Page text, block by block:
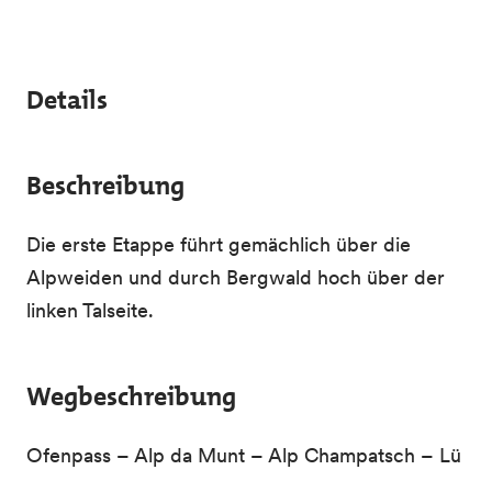
Details
Beschreibung
Die erste Etappe führt gemächlich über die
Alpweiden und durch Bergwald hoch über der
linken Talseite.
Wegbeschreibung
Ofenpass – Alp da Munt – Alp Champatsch – Lü